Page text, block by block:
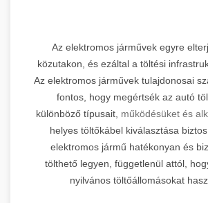
Az elektromos járművek egyre
közutakon, és ezáltal a töltési
Az elektromos járművek tulajdonosai
fontos, hogy megértsék az autó
különböző típusait, működésüket és
helyes töltőkábel kiválasztása
elektromos jármű hatékonyan és
tölthető legyen, függetlenül attól,
nyilvános töltőállomásokat